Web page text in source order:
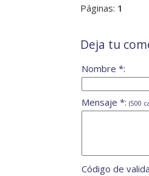
Páginas: 1
Deja tu
Nombre *:
Mensaje *: (500
Código de